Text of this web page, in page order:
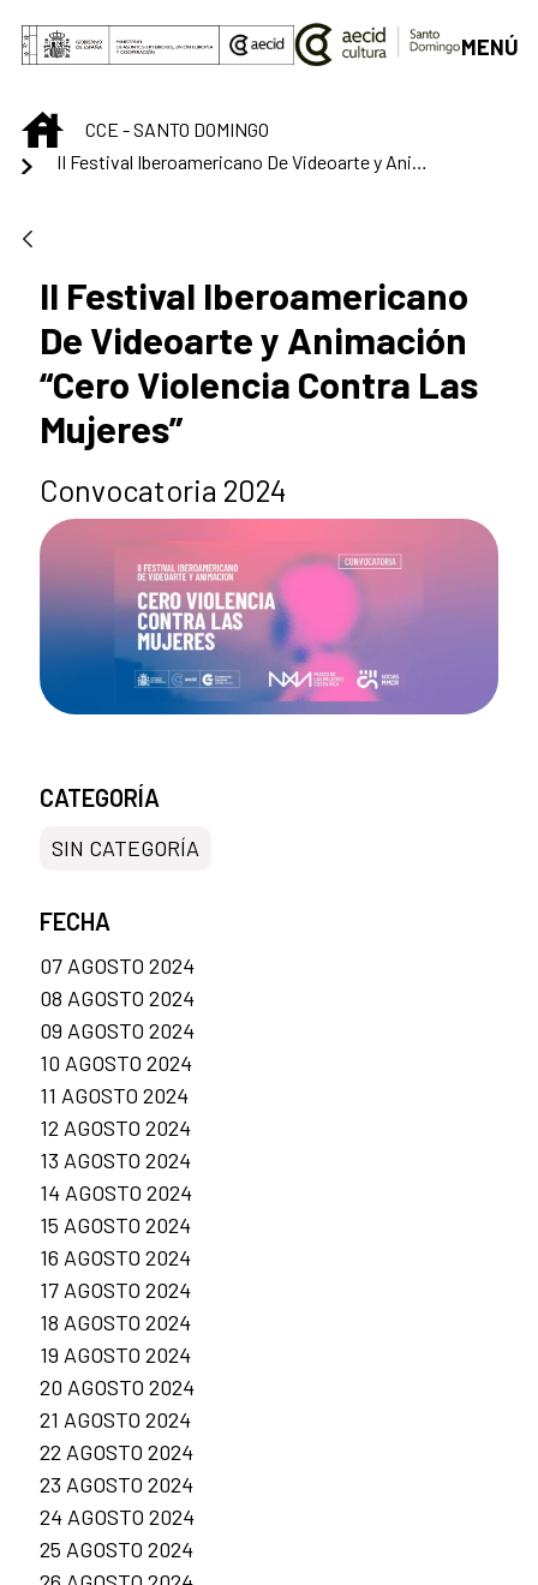
Saltar al contenido principal
MENÚ
INICIOCCE - SANTO DOMINGO
II Festival Iberoamericano De Videoarte y Animación “Cero Violencia Contra Las Mujeres”
II Festival Iberoamericano
De Videoarte y Animación
“Cero Violencia Contra Las
Mujeres”
Convocatoria 2024
CATEGORÍA
SIN CATEGORÍA
FECHA
07 AGOSTO 2024
08 AGOSTO 2024
09 AGOSTO 2024
10 AGOSTO 2024
11 AGOSTO 2024
12 AGOSTO 2024
13 AGOSTO 2024
14 AGOSTO 2024
15 AGOSTO 2024
16 AGOSTO 2024
17 AGOSTO 2024
18 AGOSTO 2024
19 AGOSTO 2024
20 AGOSTO 2024
21 AGOSTO 2024
22 AGOSTO 2024
23 AGOSTO 2024
24 AGOSTO 2024
25 AGOSTO 2024